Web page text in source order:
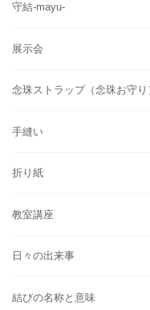
守結-mayu-
展示会
念珠ストラップ（念珠お守り
手縫い
折り紙
教室講座
日々の出来事
結びの名称と意味